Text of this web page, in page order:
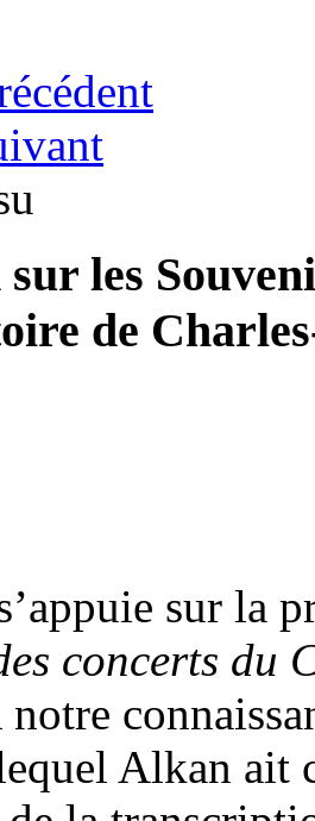
les
de
sur la
concerts du
Alkan ait